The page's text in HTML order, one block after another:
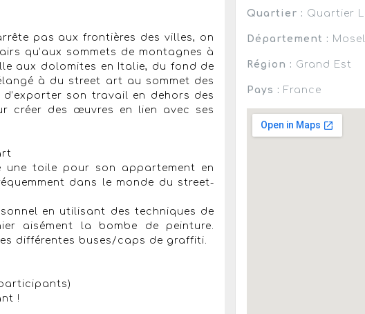
pas aux frontières des villes, on
qu’aux sommets de montagnes à
aux dolomites en Italie, du fond de
à du street art au sommet des
son travail en dehors des
créer des œuvres en lien avec ses
toile pour son appartement en
dans le monde du street-
en utilisant des techniques de
aisément la bombe de peinture.
différentes buses/caps de graffiti.
!
Quartier : Quartier
Département :
Région : Grand Est
Pays : France